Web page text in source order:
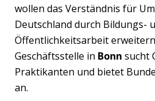
wollen das Verständnis für
Deutschland durch Bildungs-
Öffentlichkeitsarbeit
Geschäftsstelle in Bonn sucht
Praktikanten und bietet
an.